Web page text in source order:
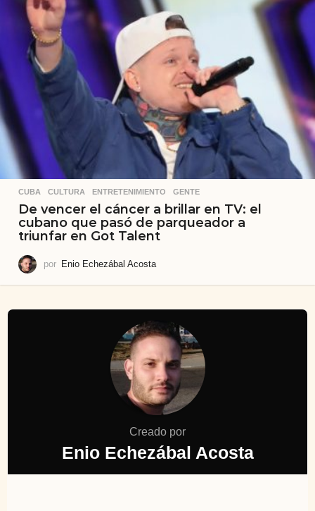
CUBA ,CULTURA ,ENTRETENIMIENTO ,GENTE
De vencer el cáncer a brillar en TV: el
cubano que pasó de parqueador a
triunfar en Got Talent
por Enio Echezábal Acosta
Creado por
Enio Echezábal Acosta